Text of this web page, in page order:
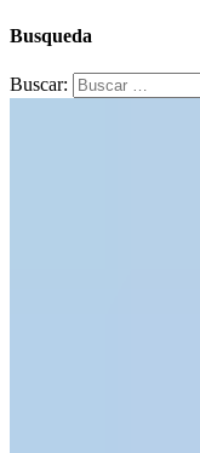
Busqueda
Buscar: